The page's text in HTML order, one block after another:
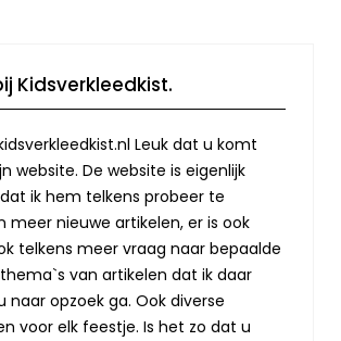
Kidsverkleedkist.
Leuk dat u komt
website. De website is eigenlijk
ik hem telkens probeer te
meer nieuwe artikelen, er is ook
telkens meer vraag naar bepaalde
van artikelen dat ik daar
naar opzoek ga. Ook diverse
voor elk feestje. Is het zo dat u